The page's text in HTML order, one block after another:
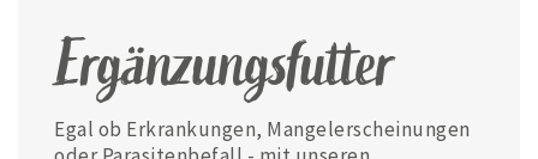
Ergänzungsfutter
Egal ob Erkrankungen, Mangelerscheinungen